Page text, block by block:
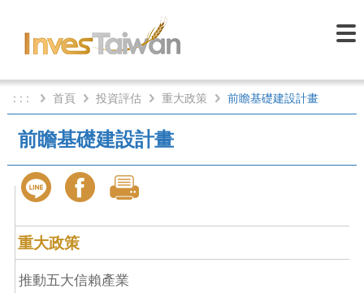
: : : 首頁 投資評估 重大政策 前瞻基礎建設計畫
前瞻基礎建設計畫
重大政策
推動五大信賴產業